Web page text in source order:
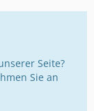
Seite?
Sie an